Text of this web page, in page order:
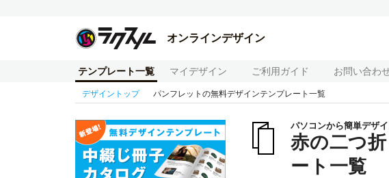
オンラインデザイン
テンプレート一覧 マイデザイン ご利用ガイド お問い合わ
デザイントップ パンフレットの無料デザインテンプレート一覧
パソコンから簡単デザ
赤の二つ
ート一覧